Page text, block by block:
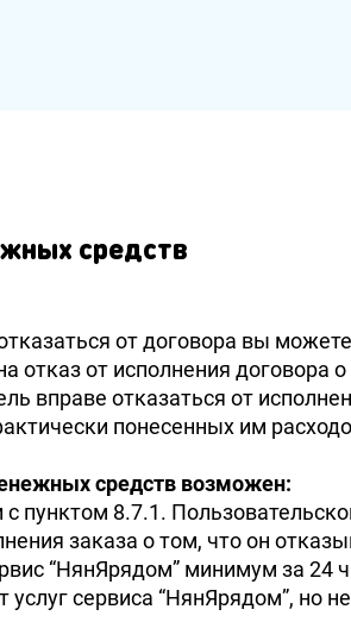
средств
от договора вы
отказ от исполнения договора
вправе отказаться от
понесенных им
средств возможен:
с пунктом 8.7.1.
заказа о том, что он
НянЯрядом минимум за 24
услуг сервиса НянЯрядом , но